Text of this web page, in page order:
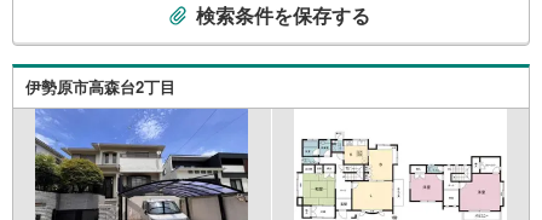
検
索
条
検索条件を保存する
伊勢原市高森台2丁目